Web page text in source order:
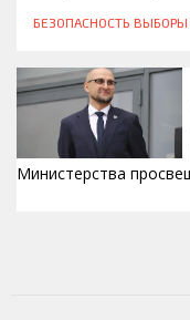
БЕЗОПАСНОСТЬ ВЫБОРЫ
Министерства